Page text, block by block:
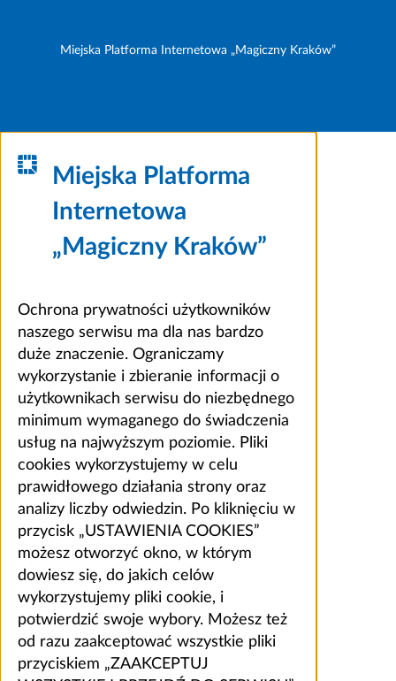
Miejska Platforma Internetowa „Magiczny Kraków”
Miejska Platforma
Internetowa
„Magiczny Kraków”
Ochrona prywatności użytkowników
naszego serwisu ma dla nas bardzo
duże znaczenie. Ograniczamy
wykorzystanie i zbieranie informacji o
użytkownikach serwisu do niezbędnego
minimum wymaganego do świadczenia
usług na najwyższym poziomie. Pliki
cookies wykorzystujemy w celu
prawidłowego działania strony oraz
analizy liczby odwiedzin. Po kliknięciu w
przycisk „USTAWIENIA COOKIES”
możesz otworzyć okno, w którym
dowiesz się, do jakich celów
wykorzystujemy pliki cookie, i
potwierdzić swoje wybory. Możesz też
od razu zaakceptować wszystkie pliki
przyciskiem „ZAAKCEPTUJ